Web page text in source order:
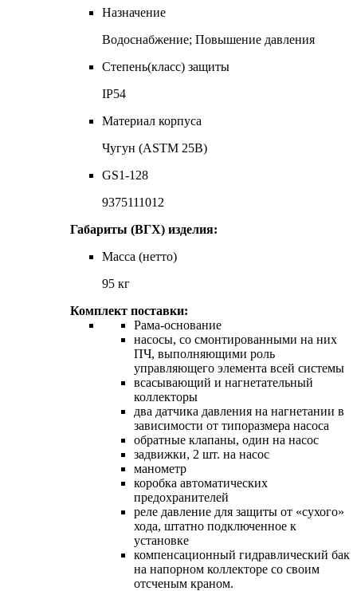
Назначение
Водоснабжение; Повышение давления
Степень(класс) защиты
IP54
Материал корпуса
Чугун (ASTM 25B)
GS1-128
9375111012
Габариты (ВГХ) изделия:
Масса (нетто)
95 кг
Комплект поставки:
Рама-основание
насосы, со смонтированными на них
ПЧ, выполняющими роль
управляющего элемента всей системы
всасывающий и нагнетательный
коллекторы
два датчика давления на нагнетании в
зависимости от типоразмера насоса
обратные клапаны, один на насос
задвижки, 2 шт. на насос
манометр
коробка автоматических
предохранителей
реле давление для защиты от «сухого»
хода, штатно подключенное к
установке
компенсационный гидравлический бак
на напорном коллекторе со своим
отсченым краном.